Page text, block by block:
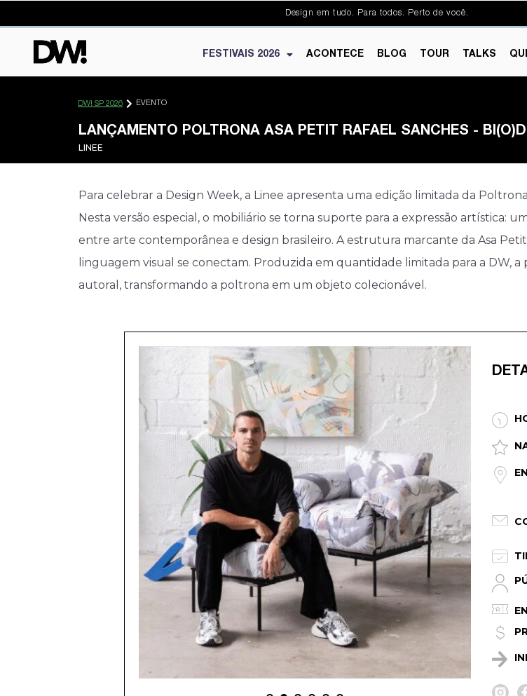
Design em tudo. Para todos. Perto de você.
FESTIVAIS 2026 ACONTECE BLOG TOUR TALKS
DW! SP 2026 EVENTO
LANÇAMENTO POLTRONA ASA PETIT RAFAEL SANCHES -
LINEE
Para celebrar a Design Week, a Linee apresenta uma edição limitada da
Nesta versão especial, o mobiliário se torna suporte para a expressão artística:
entre arte contemporânea e design brasileiro. A estrutura marcante da Asa
linguagem visual se conectam. Produzida em quantidade limitada para a DW,
autoral, transformando a poltrona em um objeto colecionável.